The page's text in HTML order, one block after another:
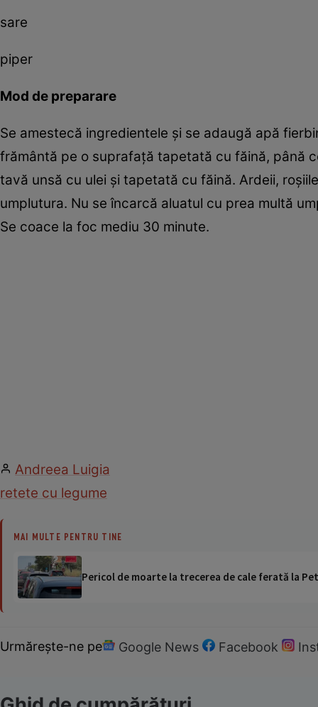
sare
piper
Mod de preparare
Se amestecă ingredientele şi se adaugă apă
frământă pe o suprafaţă tapetată cu făină, până
tavă unsă cu ulei şi tapetată cu făină. Ardeii,
umplutura. Nu se încarcă aluatul cu prea multă
Se coace la foc mediu 30 minute.
Andreea Luigia
retete cu legume
MAI MULTE PENTRU TINE
Pericol de moarte la trecerea de cale ferată la
Urmărește-ne pe Google News Facebook